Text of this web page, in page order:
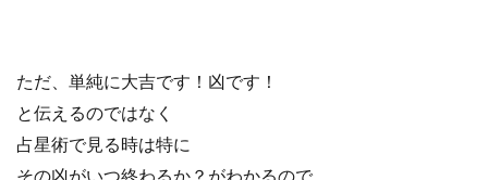
ただ、単純に大吉です！凶です！
と伝えるのではなく
占星術で見る時は特に
その凶がいつ終わるか？がわかるので